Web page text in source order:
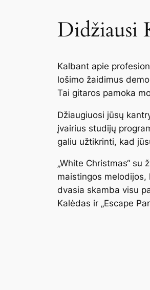
Didžiausi
Kalbant apie
lošimo žaidimus
Tai gitaros pamoka
Džiaugiuosi jūsų
įvairius studijų
galiu užtikrinti, kad
„White Christmas“
maistingos
dvasia skamba visu
Kalėdas ir „Escape